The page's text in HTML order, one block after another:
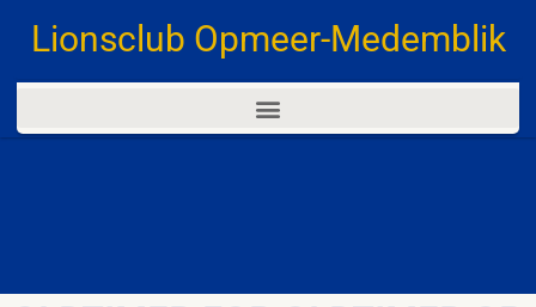
Lionsclub Opmeer-Medemblik